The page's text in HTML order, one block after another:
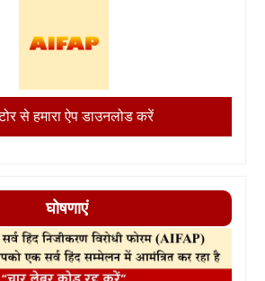
से हमारा ऐप डाउनलोड करें
घोषणाएं